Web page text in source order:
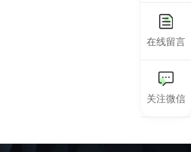
在线留言
关注微信